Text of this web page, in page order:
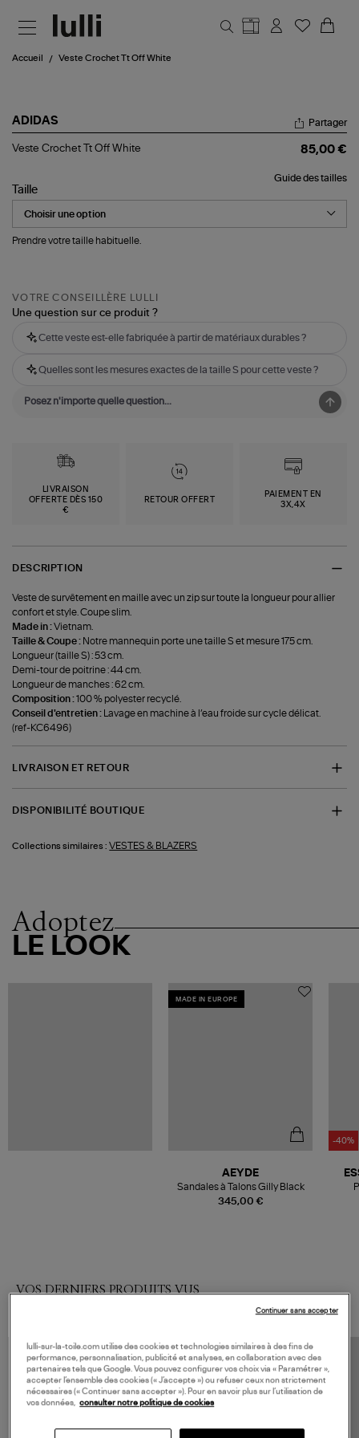
Accueil Veste Crochet Tt Off White
ADIDAS
Veste
Off
White
Partager
Veste Crochet Tt Off White 85,00 €
Guide des tailles
Taille
Prendre votre taille habituelle.
VOTRE CONSEILLÈRE LULLI
Une question sur ce produit ?
Cette veste est-elle fabriquée à partir de matériaux durables ?
Quelles sont les mesures exactes de la taille S pour cette veste ?
LIVRAISON
OFFERTE DÈS 150
€
RETOUR OFFERT
PAIEMENT EN
3X,4X
DESCRIPTION
Veste de survêtement en maille avec un zip sur toute la longueur pour allier
confort et style. Coupe slim.
Made in :Vietnam.
Taille & Coupe : Notre mannequin porte une taille S et mesure 175 cm.
Longueur (taille S) : 53 cm.
Demi-tour de poitrine : 44 cm.
Longueur de manches : 62 cm.
Composition :100 % polyester recyclé.
Conseil d'entretien :
Lavage en machine à l’eau froide sur cycle délicat.
(ref-KC6496)
LIVRAISON ET RETOUR
DISPONIBILITÉ BOUTIQUE
Collections similaires : VESTES & BLAZERS
Adoptez
LE LOOK
MADE IN EUROPE
345,00 €
AEYDE
Sandales à Talons Gilly Black
-40%
VOS DERNIERS PRODUITS VUS
lulli-sur-la-toile.com utilise des cookies et technologies similaires à des fins de
performance, personnalisation, publicité et analyses, en collaboration avec des
partenaires tels que Google. Vous pouvez configurer vos choix via « Paramétrer »,
accepter l’ensemble des cookies (« J’accepte ») ou refuser ceux non strictement
nécessaires (« Continuer sans accepter »). Pour en savoir plus sur l’utilisation de
vos données, consulter notre politique de cookies
Continuer sans accepter